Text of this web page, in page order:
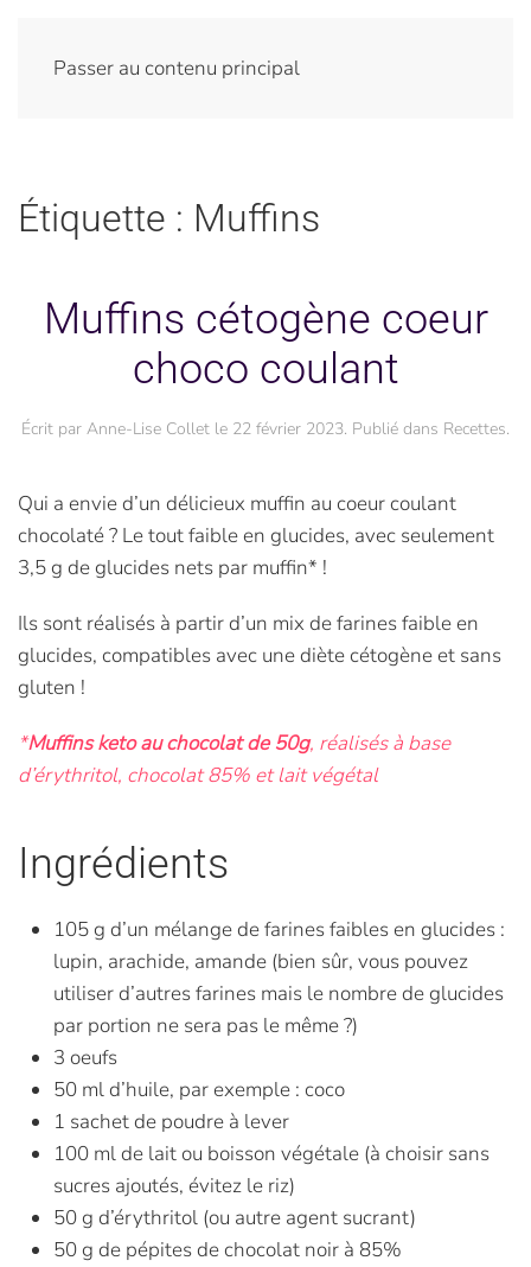
Passer au contenu principal
Étiquette : Muffins
Muffins cétogène coeur
choco coulant
Écrit par Anne-Lise Collet le 22 février 2023. Publié dans Recettes.
Qui a envie d’un délicieux muffin au coeur coulant
chocolaté ? Le tout faible en glucides, avec seulement
3,5 g de glucides nets par muffin* !
Ils sont réalisés à partir d’un mix de farines faible en
glucides, compatibles avec une diète cétogène et sans
gluten !
*Muffins keto au chocolat de 50g, réalisés à base
d’érythritol, chocolat 85% et lait végétal
Ingrédients
105 g d’un mélange de farines faibles en glucides :
lupin, arachide, amande (bien sûr, vous pouvez
utiliser d’autres farines mais le nombre de glucides
par portion ne sera pas le même ?)
3 oeufs
50 ml d’huile, par exemple : coco
1 sachet de poudre à lever
100 ml de lait ou boisson végétale (à choisir sans
sucres ajoutés, évitez le riz)
50 g d’érythritol (ou autre agent sucrant)
50 g de pépites de chocolat noir à 85%